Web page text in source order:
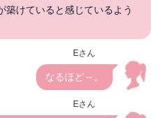
築けていると感じているよう
Eさん
なるほど～。
Eさん